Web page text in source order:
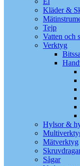
Kläder &
Tejp
Vatten och
Verktyg
Hylsor &
Mätverktyg
Sågar